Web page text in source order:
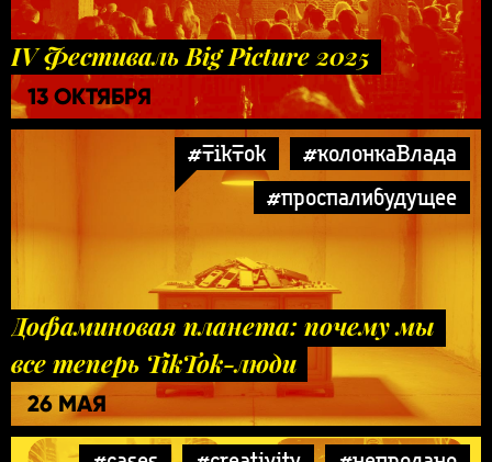
IV Фестиваль Big Picture 2025
13 ОКТЯБРЯ
#TikTok
#колонкаВлада
#проспалибудущее
Дофаминовая планета: почему мы
все теперь TikTok-люди
26 МАЯ